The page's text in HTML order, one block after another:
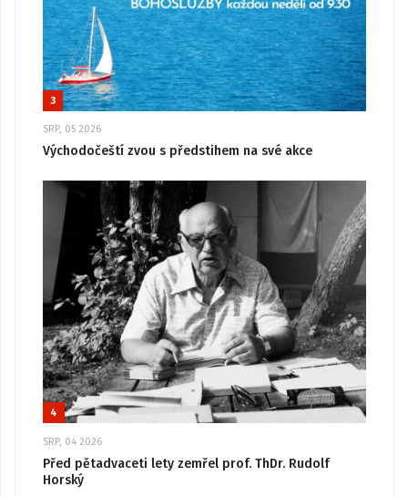
3
SRP, 05 2026
Východočeští zvou s předstihem na své akce
4
SRP, 04 2026
Před pětadvaceti lety zemřel prof. ThDr. Rudolf
Horský